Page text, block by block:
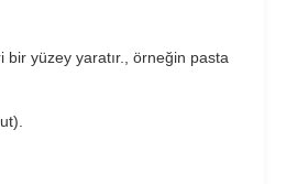
bir yüzey yaratır., örneğin pasta